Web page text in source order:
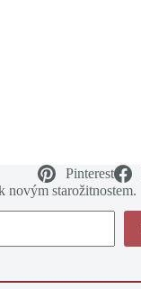
Pinterest
novým starožitnostem.